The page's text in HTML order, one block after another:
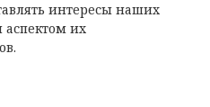
интересы наших
аспектом их